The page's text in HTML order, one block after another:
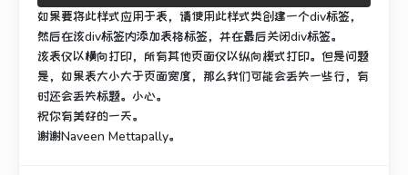
如果要将此样式应用于表，请使用此样式类创建一个div标签，
然后在该div标签内添加表格标签，并在最后关闭div标签。
该表仅以横向打印，所有其他页面仅以纵向模式打印。 但是问题
是，如果表大小大于页面宽度，那么我们可能会丢失一些行，有
时还会丢失标题。 小心。
祝你有美好的一天。
谢谢Naveen Mettapally。